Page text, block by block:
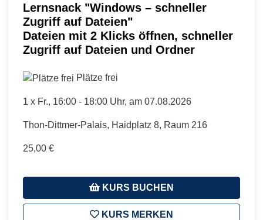
Lernsnack "Windows – schneller
Zugriff auf Dateien"
Dateien mit 2 Klicks öffnen, schneller
Zugriff auf Dateien und Ordner
Plätze frei
1 x Fr., 16:00 - 18:00 Uhr, am 07.08.2026
Thon-Dittmer-Palais, Haidplatz 8, Raum 216
25,00 €
KURS BUCHEN
KURS MERKEN